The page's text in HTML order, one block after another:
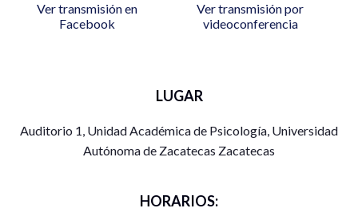
Ver transmisión en
Facebook
Ver transmisión por
videoconferencia
LUGAR
Auditorio 1, Unidad Académica de Psicología, Universidad
Autónoma de Zacatecas Zacatecas
HORARIOS: